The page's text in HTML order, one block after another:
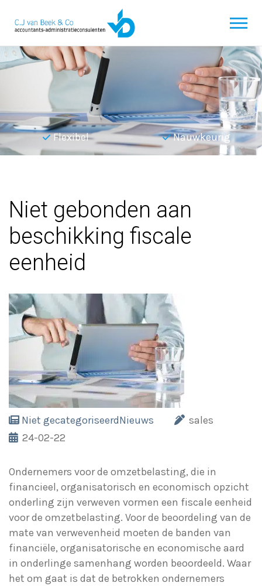
Flexibel Nauwkeurig
Niet gebonden aan
beschikking fiscale
eenheid
Niet gecategoriseerdNieuws
sales
24-02-22
Ondernemers voor de omzetbelasting, die in
financieel, organisatorisch en economisch opzicht
onderling zijn verweven vormen een fiscale eenheid
voor de omzetbelasting. Voor de beoordeling van de
mate van verwevenheid moeten de banden van
financiële, organisatorische en economische aard
in onderlinge samenhang worden beoordeeld. Waar
het om gaat is dat de betrokken ondernemers